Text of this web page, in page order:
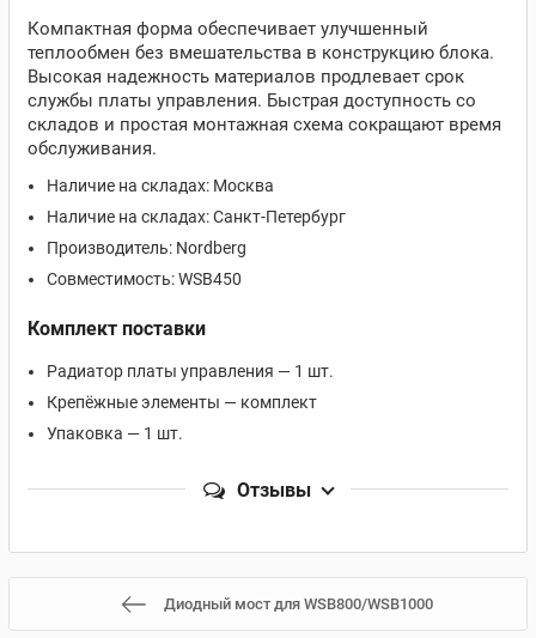
Компактная форма обеспечивает улучшенный
теплообмен без вмешательства в конструкцию блока.
Высокая надежность материалов продлевает срок
службы платы управления. Быстрая доступность со
складов и простая монтажная схема сокращают время
обслуживания.
Наличие на складах: Москва
Наличие на складах: Санкт-Петербург
Производитель: Nordberg
Совместимость: WSB450
Комплект поставки
Радиатор платы управления — 1 шт.
Крепёжные элементы — комплект
Упаковка — 1 шт.
Отзывы
Диодный мост для WSB800/WSB1000